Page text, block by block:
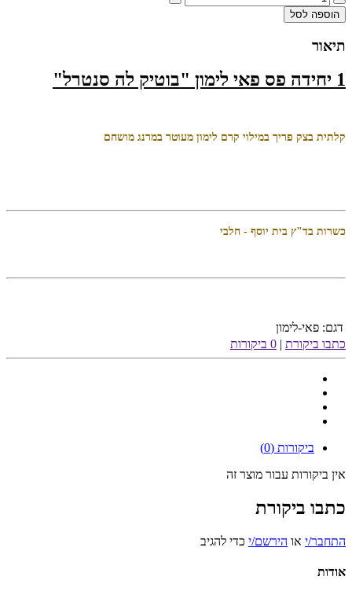
הוספה לסל
תיאור
1 יחידה פס פאי לימון "בוטיק לה סנטרל"
קלתית בצק פריך במילוי קרם לימון מעוטר במרנג מושחם
כשרות בד"ץ בית יוסף - חלבי
דגם: פאי-לימון
כתבו ביקורת | 0 ביקורות
ביקורות (0)
אין ביקורות עבור מוצר זה
כתבו ביקורת
התחבר/י או הירשם/י כדי להגיב
אודות